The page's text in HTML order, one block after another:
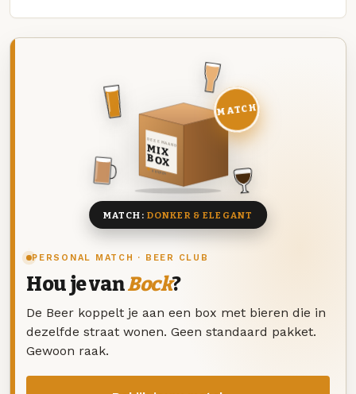
PERSONAL MATCH · BEER CLUB
Hou je vanBock?
De Beer koppelt je aan een box met bieren die in
dezelfde straat wonen. Geen standaard pakket.
Gewoon raak.
DEZE MAAND
MIX
BOX
8 BIEREN
MATCH
MATCH: DONKER & ELEGANT